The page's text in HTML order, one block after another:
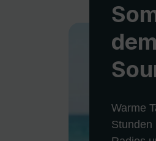
Warme
Stunden